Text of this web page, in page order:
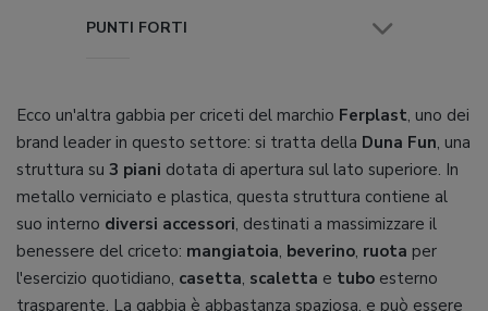
PUNTI FORTI
Ecco un'altra gabbia per criceti del marchio Ferplast, uno dei
brand leader in questo settore: si tratta della Duna Fun, una
struttura su 3 piani dotata di apertura sul lato superiore. In
metallo verniciato e plastica, questa struttura contiene al
suo interno diversi accessori, destinati a massimizzare il
benessere del criceto: mangiatoia, beverino, ruota per
l'esercizio quotidiano, casetta, scaletta e tubo esterno
trasparente. La gabbia è abbastanza spaziosa, e può essere